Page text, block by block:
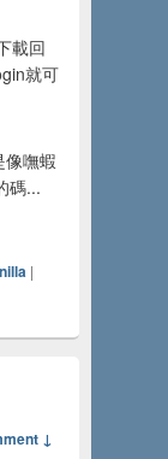
載回
就可
像嘸蝦
碼...
|
↓